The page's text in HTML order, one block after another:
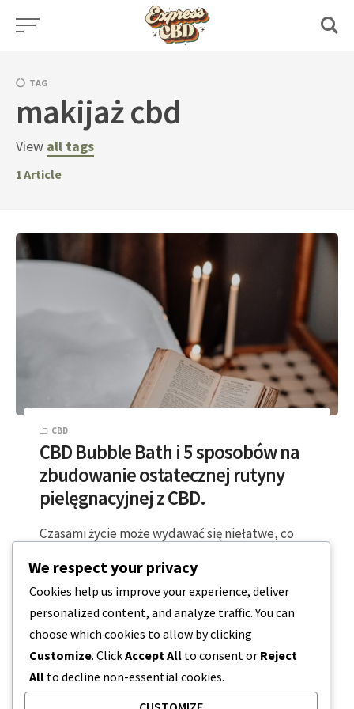
Skip
TAG
makijaż cbd
View all tags
1Article
CBD
CBD Bubble Bath i 5 sposobów na
zbudowanie ostatecznej rutyny
pielęgnacyjnej z CBD.
Czasami życie może wydawać się niełatwe, co
osobistej poza tym, co jest…
4 MINUTY CZYTANIA 2023-04-08
We respect your privacy
Cookies help us improve your experience, deliver
personalized content, and analyze traffic. You can
choose which cookies to allow by clicking
Customize. ClickAccept All to consent or Reject
All to decline non-essential cookies.